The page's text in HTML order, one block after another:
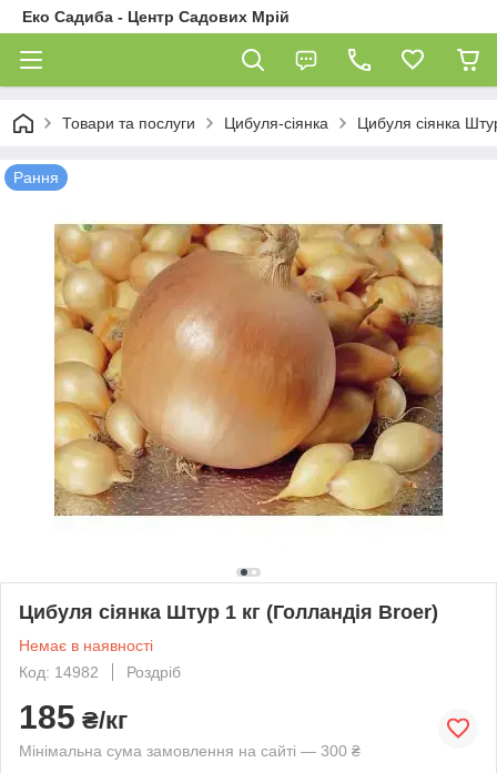
Еко Садиба - Центр Садових Мрій
Товари та послуги Цибуля-сіянка Цибуля сіянка
Рання
Цибуля сіянка Штур 1 кг (Голландія Broer)
Немає в наявності
Код: 14982
Роздріб
185 ₴/кг
Мінімальна сума замовлення на сайті — 300 ₴